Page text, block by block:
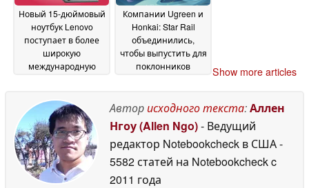
Новый 15-дюймовый
ноутбук Lenovo
поступает в более
широкую
международную
1 100 нит и 48 ГБ
видеопамяти01 July
2026
Компании Ugreen и
Honkai: Star Rail
объединились,
чтобы выпустить для
поклонников
персонажу Яо Гуану
Show more articles
Авторисходного текста:Аллен
Нгоу (Allen Ngo)- Ведущий
редактор Notebookcheck в США-
5582 статей на Notebookcheckc
2011 года